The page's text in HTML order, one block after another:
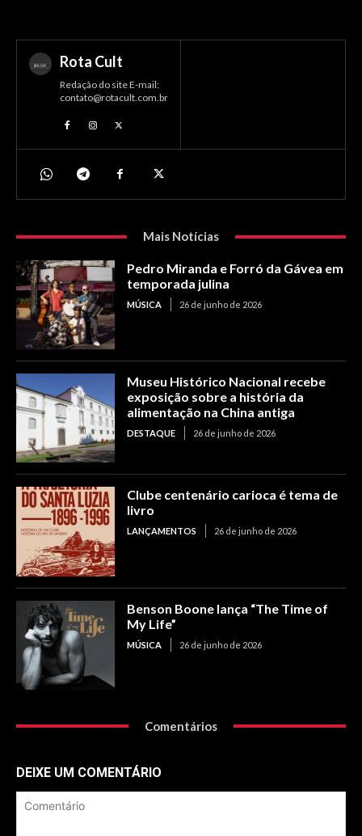
Rota Cult
Redação do site E-mail:
contato@rotacult.com.br
Mais Notícias
Pedro Miranda e Forró da Gávea em
temporada julina
MÚSICA 26 de junho de 2026
Museu Histórico Nacional recebe
exposição sobre a história da
alimentação na China antiga
DESTAQUE 26 de junho de 2026
Clube centenário carioca é tema de
livro
LANÇAMENTOS 26 de junho de 2026
Benson Boone lança “The Time of
My Life”
MÚSICA 26 de junho de 2026
Comentários
DEIXE UM COMENTÁRIO